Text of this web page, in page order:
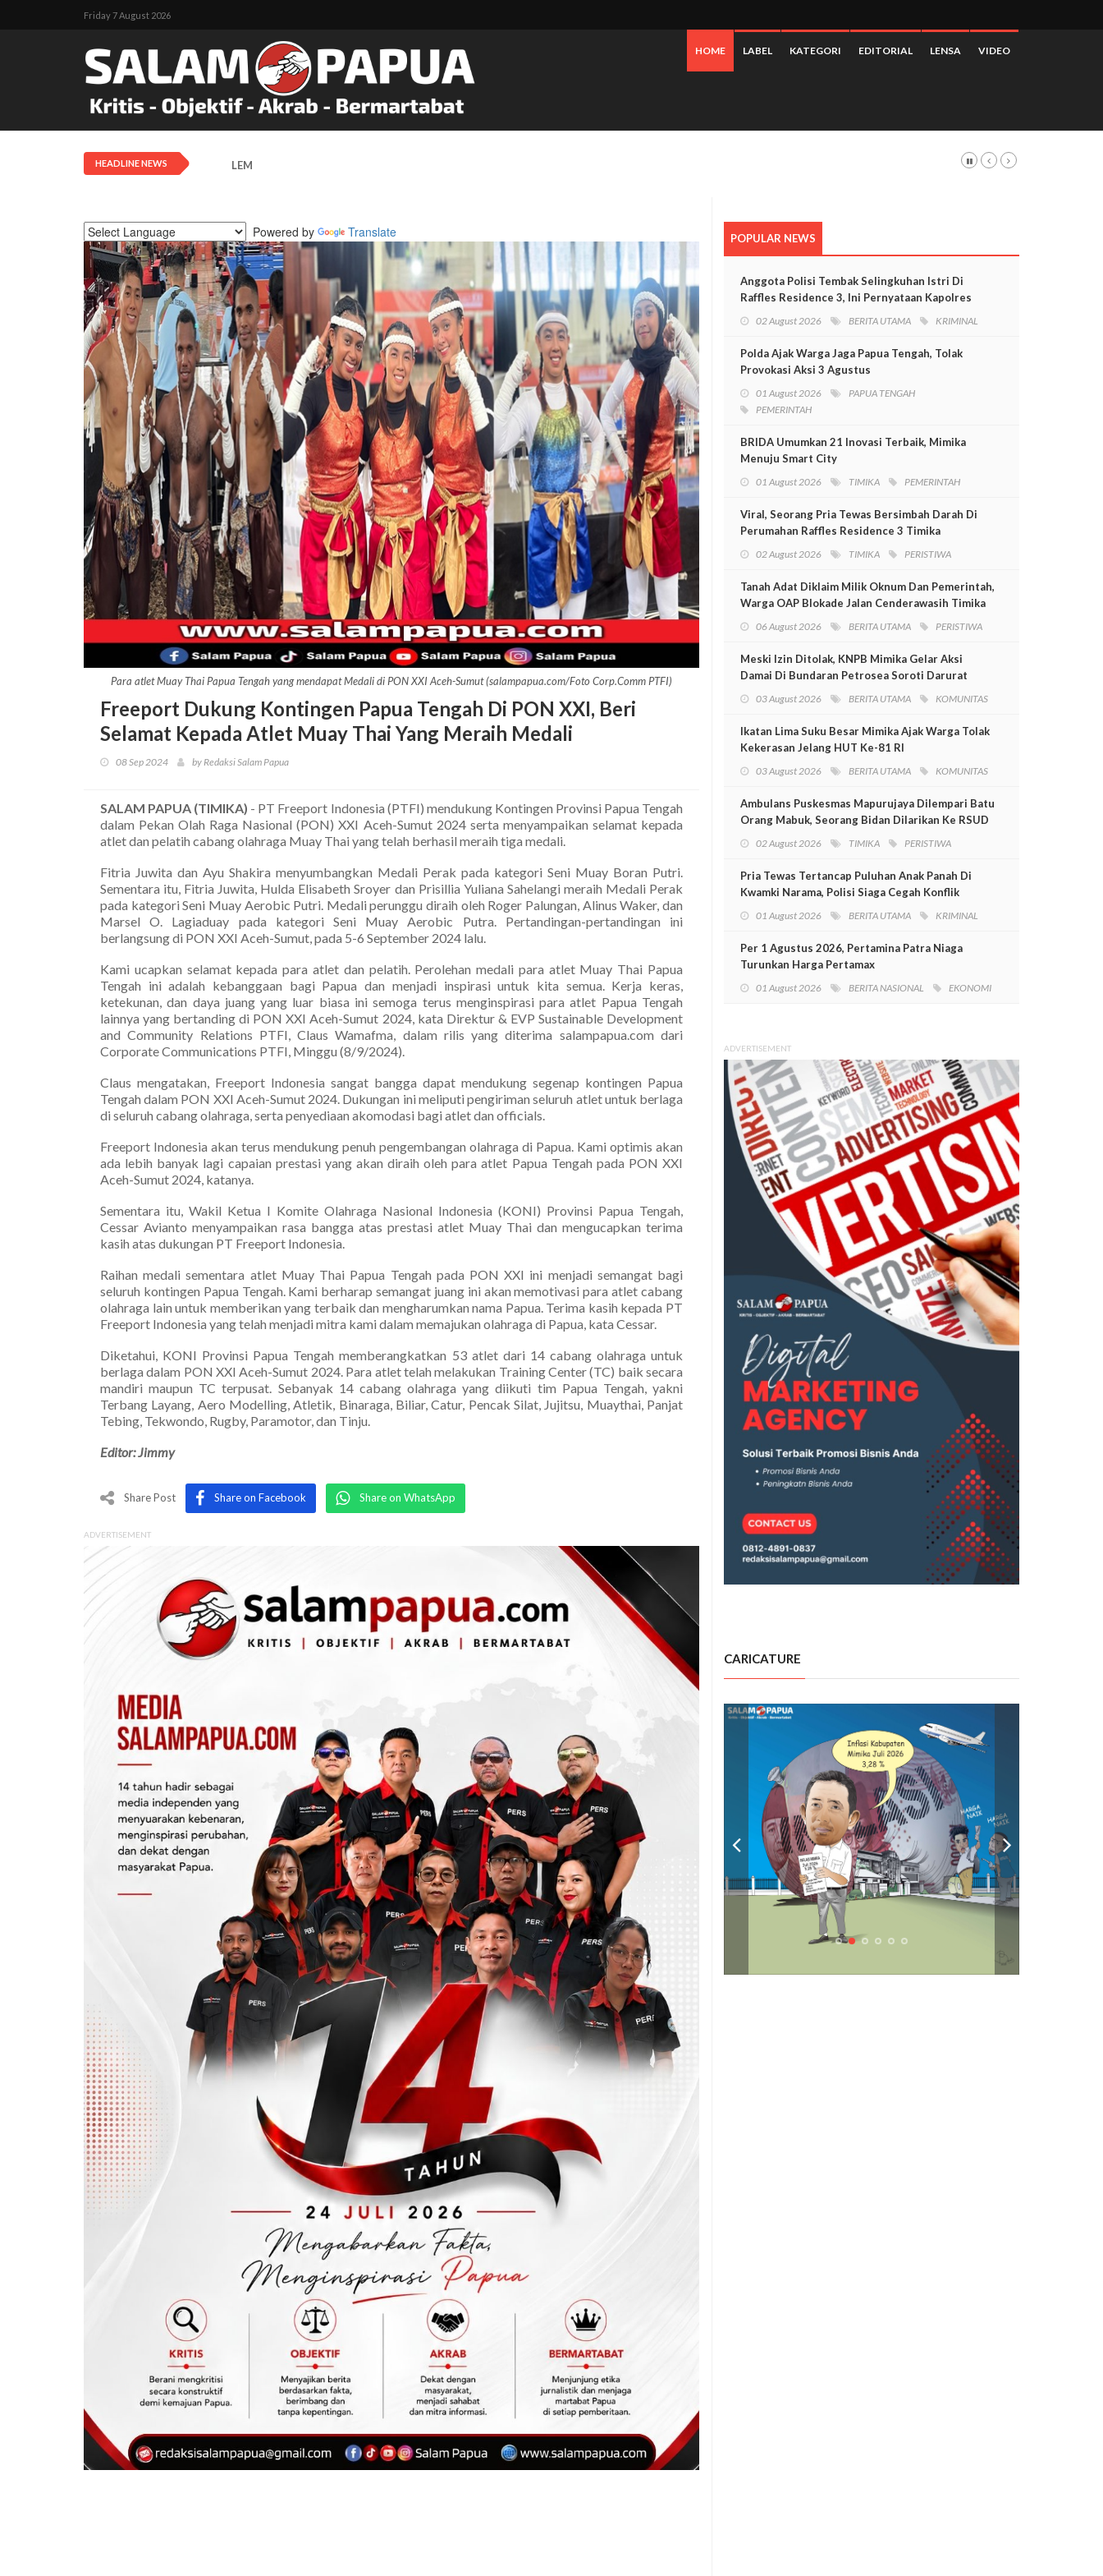
Friday 7 August 2026
HOME LABEL KATEGORI EDITORIAL LENSA VIDEO
HEADLINE NEWS LEMASKO: Pendangkalan Di Pesisir Mimika Bukan Semata Akibat Tailing Freeport
Powered by Translate
Para atlet Muay Thai Papua Tengah yang mendapat Medali di PON XXI Aceh-Sumut (salampapua.com/Foto Corp.Comm PTFI)
Freeport Dukung Kontingen Papua Tengah Di PON XXI, Beri
Selamat Kepada Atlet Muay Thai Yang Meraih Medali
08 Sep 2024 by Redaksi Salam Papua
SALAM PAPUA (TIMIKA) - PT Freeport Indonesia (PTFI) mendukung Kontingen Provinsi Papua Tengah
dalam Pekan Olah Raga Nasional (PON) XXI Aceh-Sumut 2024 serta menyampaikan selamat kepada
atlet dan pelatih cabang olahraga Muay Thai yang telah berhasil meraih tiga medali.
Fitria Juwita dan Ayu Shakira menyumbangkan Medali Perak pada kategori Seni Muay Boran Putri.
Sementara itu, Fitria Juwita, Hulda Elisabeth Sroyer dan Prisillia Yuliana Sahelangi meraih Medali Perak
pada kategori Seni Muay Aerobic Putri. Medali perunggu diraih oleh Roger Palungan, Alinus Waker, dan
Marsel O. Lagiaduay pada kategori Seni Muay Aerobic Putra. Pertandingan-pertandingan ini
berlangsung di PON XXI Aceh-Sumut, pada 5-6 September 2024 lalu.
Kami ucapkan selamat kepada para atlet dan pelatih. Perolehan medali para atlet Muay Thai Papua
Tengah ini adalah kebanggaan bagi Papua dan menjadi inspirasi untuk kita semua. Kerja keras,
ketekunan, dan daya juang yang luar biasa ini semoga terus menginspirasi para atlet Papua Tengah
lainnya yang bertanding di PON XXI Aceh-Sumut 2024, kata Direktur & EVP Sustainable Development
and Community Relations PTFI, Claus Wamafma, dalam rilis yang diterima salampapua.com dari
Corporate Communications PTFI, Minggu (8/9/2024).
Claus mengatakan, Freeport Indonesia sangat bangga dapat mendukung segenap kontingen Papua
Tengah dalam PON XXI Aceh-Sumut 2024. Dukungan ini meliputi pengiriman seluruh atlet untuk berlaga
di seluruh cabang olahraga, serta penyediaan akomodasi bagi atlet dan officials.
Freeport Indonesia akan terus mendukung penuh pengembangan olahraga di Papua. Kami optimis akan
ada lebih banyak lagi capaian prestasi yang akan diraih oleh para atlet Papua Tengah pada PON XXI
Aceh-Sumut 2024, katanya.
Sementara itu, Wakil Ketua I Komite Olahraga Nasional Indonesia (KONI) Provinsi Papua Tengah,
Cessar Avianto menyampaikan rasa bangga atas prestasi atlet Muay Thai dan mengucapkan terima
kasih atas dukungan PT Freeport Indonesia.
Raihan medali sementara atlet Muay Thai Papua Tengah pada PON XXI ini menjadi semangat bagi
seluruh kontingen Papua Tengah. Kami berharap semangat juang ini akan memotivasi para atlet cabang
olahraga lain untuk memberikan yang terbaik dan mengharumkan nama Papua. Terima kasih kepada PT
Freeport Indonesia yang telah menjadi mitra kami dalam memajukan olahraga di Papua, kata Cessar.
Diketahui, KONI Provinsi Papua Tengah memberangkatkan 53 atlet dari 14 cabang olahraga untuk
berlaga dalam PON XXI Aceh-Sumut 2024. Para atlet telah melakukan Training Center (TC) baik secara
mandiri maupun TC terpusat. Sebanyak 14 cabang olahraga yang diikuti tim Papua Tengah, yakni
Terbang Layang, Aero Modelling, Atletik, Binaraga, Biliar, Catur, Pencak Silat, Jujitsu, Muaythai, Panjat
Tebing, Tekwondo, Rugby, Paramotor, dan Tinju.
Editor: Jimmy
Share Post Share on Facebook Share on WhatsApp
ADVERTISEMENT
POPULAR NEWS
Anggota Polisi Tembak Selingkuhan Istri Di
Raffles Residence 3, Ini Pernyataan Kapolres
02 August 2026 BERITA UTAMA KRIMINAL
Polda Ajak Warga Jaga Papua Tengah, Tolak
Provokasi Aksi 3 Agustus
01 August 2026
PAPUA TENGAH
PEMERINTAH
BRIDA Umumkan 21 Inovasi Terbaik, Mimika
Menuju Smart City
01 August 2026 TIMIKA PEMERINTAH
Viral, Seorang Pria Tewas Bersimbah Darah Di
Perumahan Raffles Residence 3 Timika
02 August 2026 TIMIKA PERISTIWA
Tanah Adat Diklaim Milik Oknum Dan Pemerintah,
Warga OAP Blokade Jalan Cenderawasih Timika
06 August 2026 BERITA UTAMA PERISTIWA
Meski Izin Ditolak, KNPB Mimika Gelar Aksi
Damai Di Bundaran Petrosea Soroti Darurat
03 August 2026 BERITA UTAMA KOMUNITAS
Ikatan Lima Suku Besar Mimika Ajak Warga Tolak
Kekerasan Jelang HUT Ke-81 RI
03 August 2026 BERITA UTAMA KOMUNITAS
Ambulans Puskesmas Mapurujaya Dilempari Batu
Orang Mabuk, Seorang Bidan Dilarikan Ke RSUD
02 August 2026 TIMIKA PERISTIWA
Pria Tewas Tertancap Puluhan Anak Panah Di
Kwamki Narama, Polisi Siaga Cegah Konflik
01 August 2026 BERITA UTAMA KRIMINAL
Per 1 Agustus 2026, Pertamina Patra Niaga
Turunkan Harga Pertamax
01 August 2026 BERITA NASIONAL EKONOMI
ADVERTISEMENT
CARICATURE